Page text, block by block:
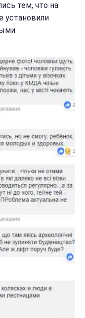
тем, что на
установили